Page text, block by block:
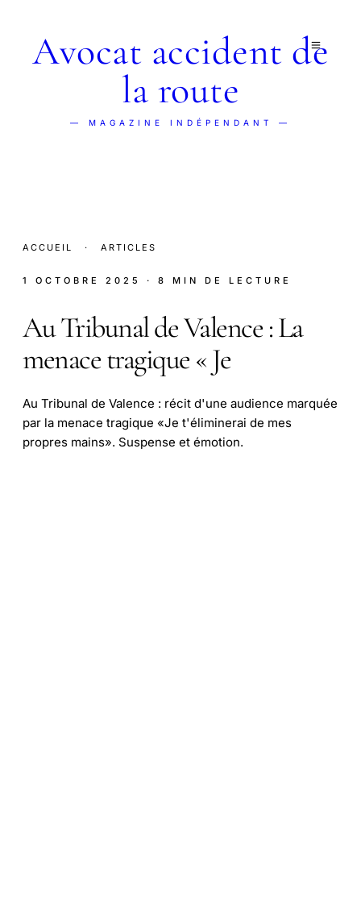
Avocat accident de
la route
— MAGAZINE INDÉPENDANT —
ACCUEIL · ARTICLES
1 OCTOBRE 2025 · 8 MIN DE LECTURE
Au Tribunal de Valence : La
menace tragique « Je
Au Tribunal de Valence : récit d'une audience marquée
par la menace tragique «Je t'éliminerai de mes
propres mains». Suspense et émotion.